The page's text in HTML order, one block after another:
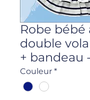
Robe bébé
double
+ bandeau
Couleur *